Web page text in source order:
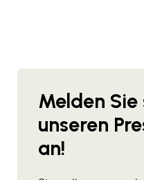
Melden
unseren
an!